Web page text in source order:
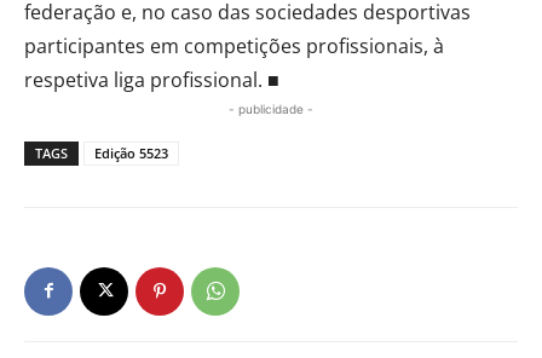
federação e, no caso das sociedades desportivas
participantes em competições profissionais, à
respetiva liga profissional. ■
- publicidade -
TAGS Edição 5523